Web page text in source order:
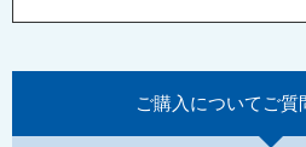
ご購入について ご質